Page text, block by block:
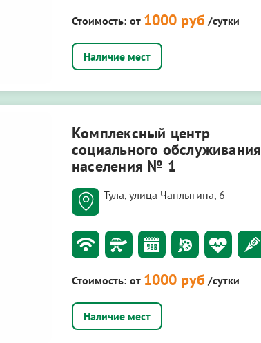
Стоимость: от 1000 руб /сутки
Комплексный центр
социального обслуживания
населения № 1
Тула, улица Чаплыгина, 6
Стоимость: от 1000 руб /сутки